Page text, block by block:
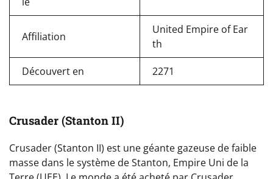
Affiliation
United Empire of Ear
th
Découvert en 2271
Crusader (Stanton II)
Crusader (Stanton II) est une géante gazeuse de faible
masse dans le système de Stanton, Empire Uni de la